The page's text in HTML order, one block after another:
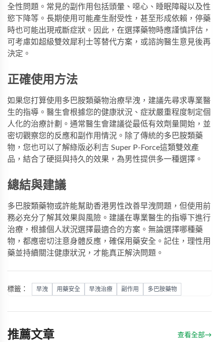
全性問題。常見的副作用包括頭暈、噁心、睡眠障礙以及性
慾下降等。長期使用可能產生耐受性，甚至形成依賴，停藥
時也可能出現戒斷症狀。因此，在選擇藥物時應謹慎評估，
可考慮如超級雙效犀利士等替代方案，或諮詢醫生意見後再
決定。
正確使用方法
如果您打算使用多巴胺類藥物治療早洩，建議先尋求專業醫
生的指導。醫生會根據您的健康狀況、症狀嚴重程度制定個
人化的治療計劃。通常醫生會建議從最低有效劑量開始，並
密切觀察您的反應和副作用情況。除了傳統的多巴胺類藥
物，您也可以了解綠版必利吉 Super P-Force這類雙效產
品，結合了硬挺與持久的效果，為男性提供多一種選擇。
總結與建議
多巴胺類藥物或許能幫助香港男性改善早洩問題，但使用前
務必充分了解其效果與風險。建議在專業醫生的指導下進行
治療，根據個人狀況選擇最適合的方案。無論選擇哪種藥
物，都應密切注意身體反應，確保用藥安全。記住，理性用
藥並持續關注健康狀況，才能真正解決問題。
標籤： 早洩 用藥安全 早洩治療 副作用 多巴胺藥物
推薦文章 查看全部→